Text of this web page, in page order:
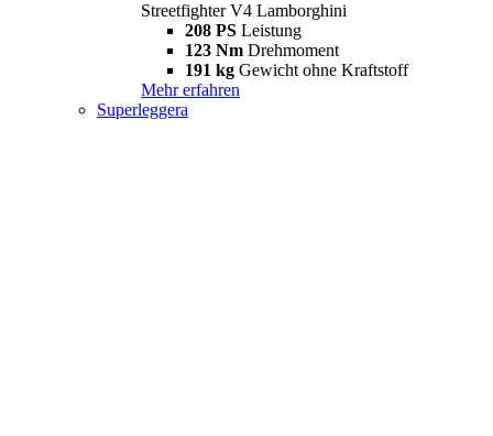
Streetfighter V4 Lamborghini
208 PS Leistung
123 Nm Drehmoment
191 kg Gewicht ohne Kraftstoff
Mehr erfahren
Superleggera